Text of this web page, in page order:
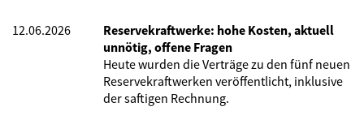
12.06.2026
Reservekraftwerke: hohe Kosten, aktuell
unnötig, offene Fragen
Heute wurden die Verträge zu den fünf neuen
Reservekraftwerken veröffentlicht, inklusive
der saftigen Rechnung.